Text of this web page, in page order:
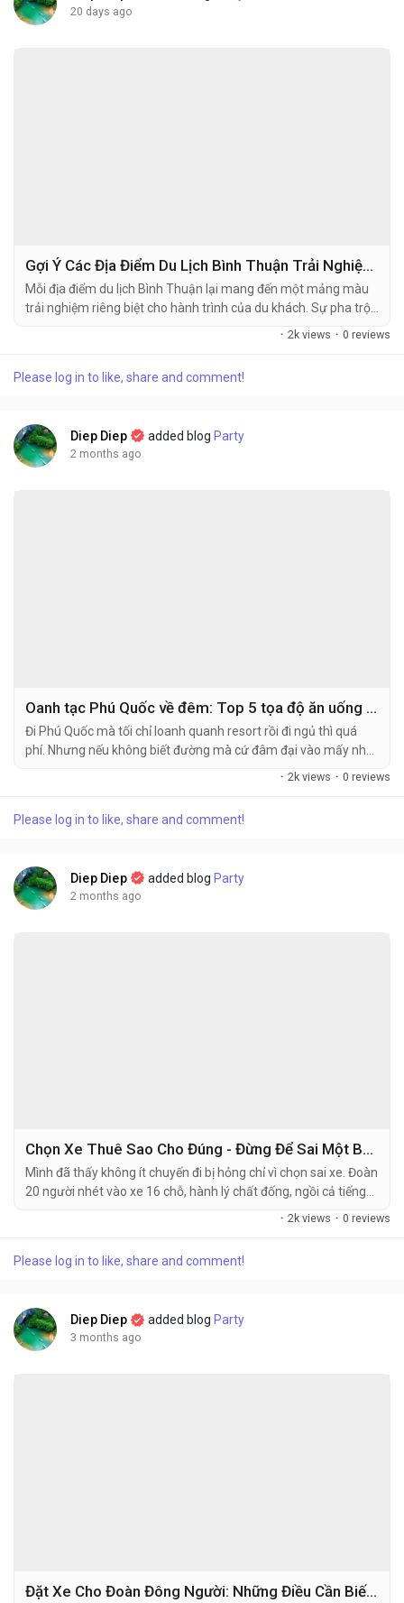
20 days ago
Gợi Ý Các Địa Điểm Du Lịch Bình Thuận Trải Nghiệm Nhất
Mỗi địa điểm du lịch Bình Thuận lại mang đến một mảng màu
trải nghiệm riêng biệt cho hành trình của du khách. Sự pha trộn
giữa đời sống làng chài mộc mạc và cảnh quan thiên nhiên
· 2k views · 0 reviews
Please log in to like, share and comment!
Diep Diep added blog Party
2 months ago
Oanh tạc Phú Quốc về đêm: Top 5 tọa độ ăn uống bình dân tại Dương Đông
Đi Phú Quốc mà tối chỉ loanh quanh resort rồi đi ngủ thì quá
phí. Nhưng nếu không biết đường mà cứ đâm đại vào mấy nhà
hàng lớn trung tâm, nguy cơ bị "bóp ví" là rất cao. Đợt rồi đi với
· 2k views · 0 reviews
Please log in to like, share and comment!
Diep Diep added blog Party
2 months ago
Chọn Xe Thuê Sao Cho Đúng - Đừng Để Sai Một Bước Hỏng Cả Chuyến
Mình đã thấy không ít chuyến đi bị hỏng chỉ vì chọn sai xe. Đoàn
20 người nhét vào xe 16 chỗ, hành lý chất đống, ngồi cả tiếng
mà chân không duỗi được. Hay có nhóm 4 người thuê xe 16
· 2k views · 0 reviews
Please log in to like, share and comment!
Diep Diep added blog Party
3 months ago
Đặt Xe Cho Đoàn Đông Người: Những Điều Cần Biết Để Chuyến Đi Không Phát Sinh Rắc Rối